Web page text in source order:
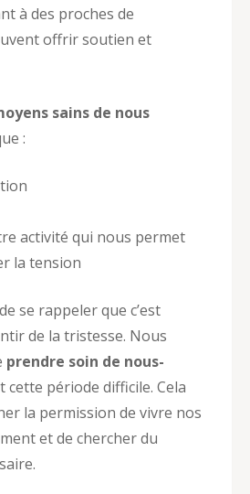
à des proches de
offrir soutien et
sains de nous
:
activité qui nous permet
la tension
se rappeler que c’est
de la tristesse. Nous
prendre soin de nous-
cette période difficile. Cela
la permission de vivre nos
et de chercher du